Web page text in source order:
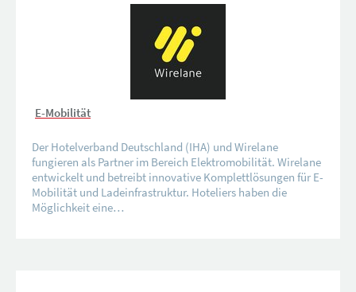
E-Mobilität
Der Hotelverband Deutschland (IHA) und Wirelane
fungieren als Partner im Bereich Elektromobilität. Wirelane
entwickelt und betreibt innovative Komplettlösungen für E-
Mobilität und Ladeinfrastruktur. Hoteliers haben die
Möglichkeit eine…